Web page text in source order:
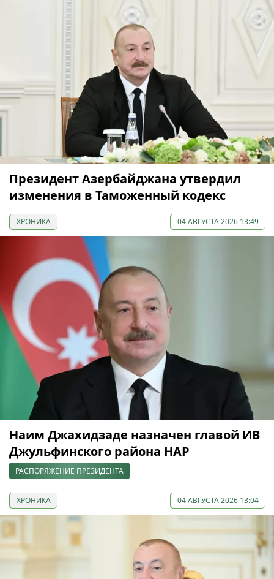
Президент Азербайджана утвердил
изменения в Таможенный кодекс
ХРОНИКА 04 АВГУСТА 2026 13:49
Наим Джахидзаде назначен главой ИВ
Джульфинского района НАР
РАСПОРЯЖЕНИЕ ПРЕЗИДЕНТА
ХРОНИКА 04 АВГУСТА 2026 13:04